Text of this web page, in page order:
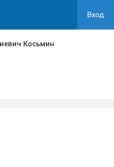
Вход
Косьмин